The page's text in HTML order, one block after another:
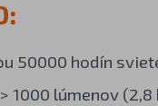
50000 hodín
1000 lúmenov